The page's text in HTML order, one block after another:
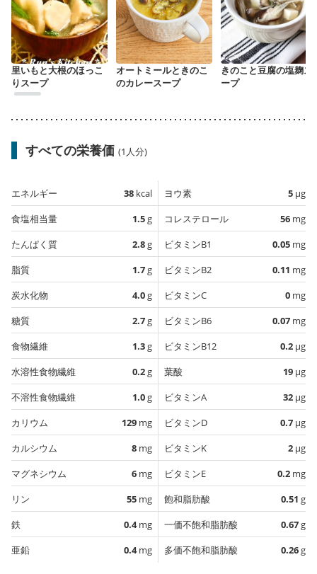
里いもと大根のほっこ
りスープ
オートミールときのこ
のカレースープ
きのこと豆腐の塩麹ス
ープ
すべての栄養価 (1人分)
エネルギー 38 kcal
食塩相当量
1.5g
たんぱく質
2.8g
脂質
1.7g
炭水化物
4.0g
糖質
2.7g
食物繊維
1.3g
水溶性食物繊維
0.2g
不溶性食物繊維
1.0g
カリウム
129 mg
カルシウム
8 mg
マグネシウム
6 mg
リン
55 mg
鉄
0.4mg
亜鉛
0.4mg
ヨウ素 5 µg
コレステロール
56 mg
ビタミンB1
0.05 mg
ビタミンB2
0.11 mg
ビタミンC
0 mg
ビタミンB6
0.07 mg
ビタミンB12
0.2 µg
葉酸
19 µg
ビタミンA
32 µg
ビタミンD
0.7 µg
ビタミンK
2 µg
ビタミンE
0.2 mg
飽和脂肪酸
0.51 g
一価不飽和脂肪酸
0.67g
多価不飽和脂肪酸
0.26g